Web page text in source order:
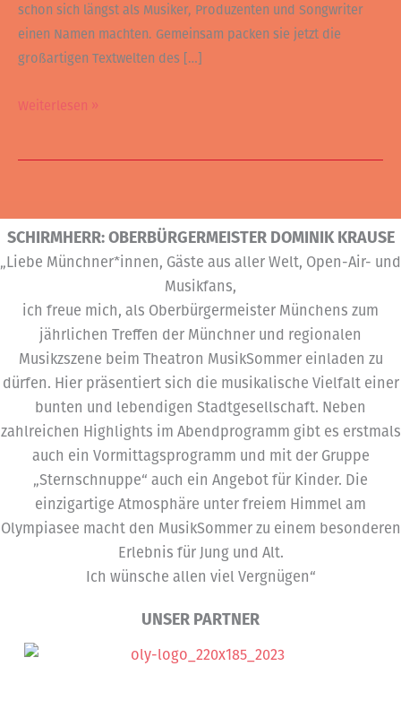
schon sich längst als Musiker, Produzenten und Songwriter
einen Namen machten. Gemeinsam packen sie jetzt die
großartigen Textwelten des […]
Weiterlesen »
SCHIRMHERR: OBERBÜRGERMEISTER DOMINIK KRAUSE
„Liebe Münchner*innen, Gäste aus aller Welt, Open-Air- und
Musikfans,
ich freue mich, als Oberbürgermeister Münchens zum
jährlichen Treffen der Münchner und regionalen
Musikzszene beim Theatron MusikSommer einladen zu
dürfen. Hier präsentiert sich die musikalische Vielfalt einer
bunten und lebendigen Stadtgesellschaft. Neben
zahlreichen Highlights im Abendprogramm gibt es erstmals
auch ein Vormittagsprogramm und mit der Gruppe
„Sternschnuppe“ auch ein Angebot für Kinder. Die
einzigartige Atmosphäre unter freiem Himmel am
Olympiasee macht den MusikSommer zu einem besonderen
Erlebnis für Jung und Alt.
Ich wünsche allen viel Vergnügen“
UNSER PARTNER